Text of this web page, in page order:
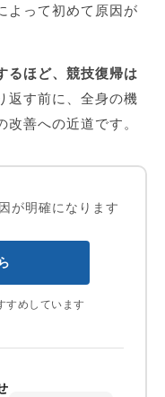
よって初めて原因が
るほど、競技復帰は
返す前に、全身の機
善への近道です。
が明確になります
すめしています